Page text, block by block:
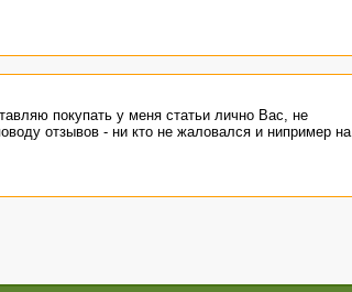
покупать у меня статьи лично Вас, не
отзывов - ни кто не жаловался и нипример на